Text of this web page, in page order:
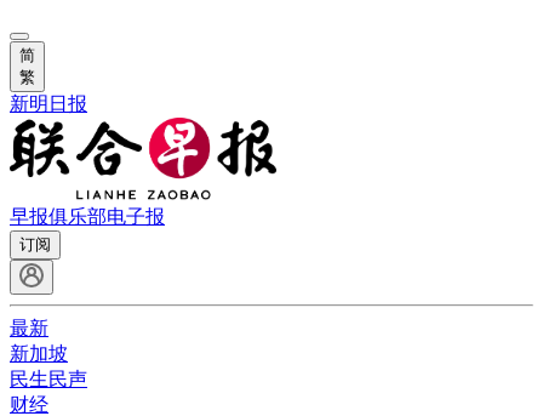
简
繁
新明日报
早报俱乐部电子报
订阅
最新
新加坡
民生民声
财经